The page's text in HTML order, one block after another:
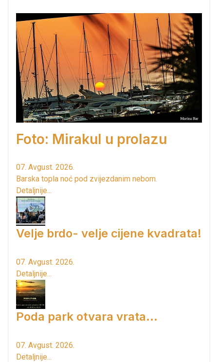
Foto: Mirakul u prolazu
07. Avgust. 2026.
Barska topla noć pod zvijezdanim nebom.
Detaljnije...
Velje brdo- velje cijene kvadrata!
07. Avgust. 2026.
Detaljnije...
Poda park otvara vrata...
07. Avgust. 2026.
Detaljnije...